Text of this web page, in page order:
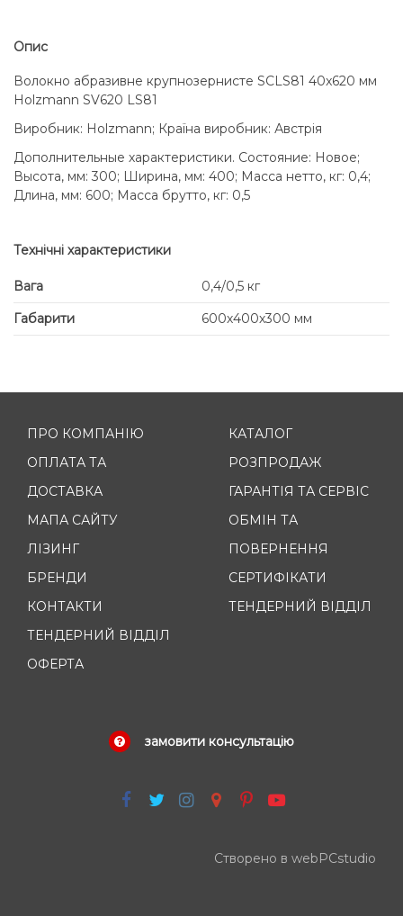
Опис
Волокно абразивне крупнозернисте SCLS81 40x620 мм
Holzmann SV620 LS81
Виробник: Holzmann; Країна виробник: Австрія
Дополнительные характеристики. Состояние: Новое;
Высота, мм: 300; Ширина, мм: 400; Масса нетто, кг: 0,4;
Длина, мм: 600; Масса брутто, кг: 0,5
Технічні характеристики
Вага
0,4/0,5 кг
Габарити
600х400х300 мм
ПРО КОМПАНІЮ
ОПЛАТА ТА
ДОСТАВКА
МАПА САЙТУ
ЛІЗИНГ
БРЕНДИ
КОНТАКТИ
ТЕНДЕРНИЙ ВІДДІЛ
ОФЕРТА
КАТАЛОГ
РОЗПРОДАЖ
ГАРАНТІЯ ТА СЕРВІС
ОБМІН ТА
ПОВЕРНЕННЯ
СЕРТИФІКАТИ
ТЕНДЕРНИЙ ВІДДІЛ
замовити консультацію
Створено в webPCstudio